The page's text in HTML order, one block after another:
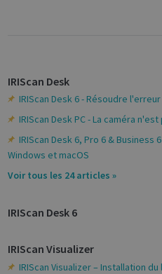
IRIScan Desk
IRIScan Desk 6 - Résoudre
IRIScan Desk PC - La caméra
IRIScan Desk 6, Pro 6 &
Windows et macOS
Voir tous les 24 articles »
IRIScan Desk 6
IRIScan Visualizer
IRIScan Visualizer – Installation